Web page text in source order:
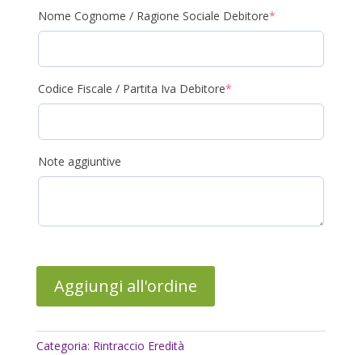
Nome Cognome / Ragione Sociale Debitore*(required)
Codice Fiscale / Partita Iva Debitore*(required)
Note aggiuntive
Aggiungi all'ordine
Categoria: Rintraccio Eredità